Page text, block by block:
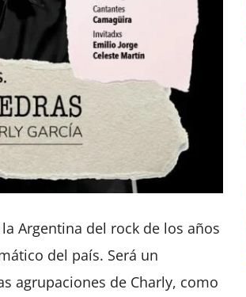
Argentina del rock de los años
del país. Será un
agrupaciones de Charly, como